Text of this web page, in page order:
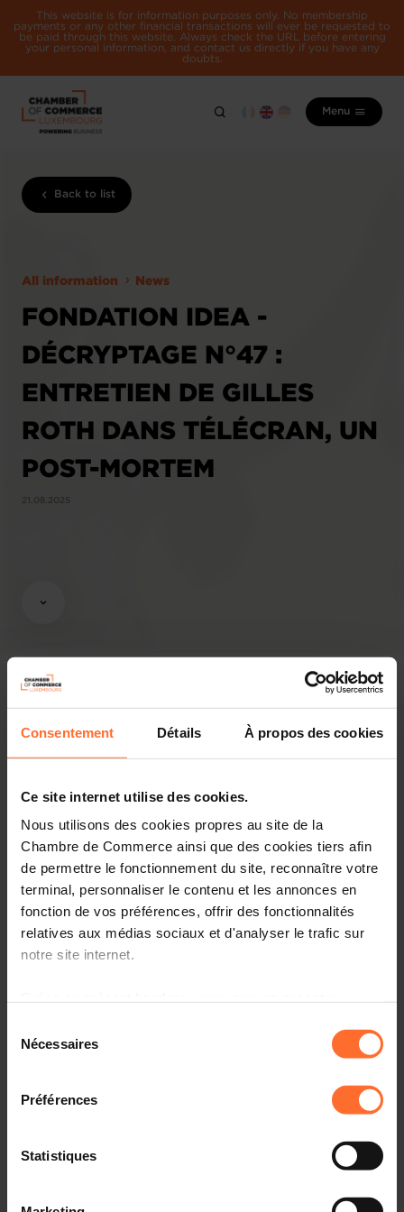
Consentement Détails À propos des cookies
Ce site internet utilise des cookies.
Nous utilisons des cookies propres au site de la
Chambre de Commerce ainsi que des cookies tiers afin
de permettre le fonctionnement du site, reconnaître votre
terminal, personnaliser le contenu et les annonces en
fonction de vos préférences, offrir des fonctionnalités
relatives aux médias sociaux et d'analyser le trafic sur
notre site internet.
à l’exception des cookies strictement nécessaires au
fonctionnement du site. Une description des différents
cookies est accessible sous l’onglet « Détails » ci-
dessus.
Il est précisé que la navigation sur le site et certaines
fonctionnalités (ex : lecture de vidéos, partage sur les
Nécessaires
Préférences
Statistiques
This website is for information purposes only. No membership
payments or any other financial transactions will ever be requested to
be paid through this website. Always check the URL before entering
your personal information, and contact us directly if you have any
doubts.
Menu
Back to list
All information News
FONDATION IDEA -
DÉCRYPTAGE N°47 :
ENTRETIEN DE GILLES
ROTH DANS TÉLÉCRAN, UN
POST-MORTEM
quelques réflexions sur l’entretien du ministre des